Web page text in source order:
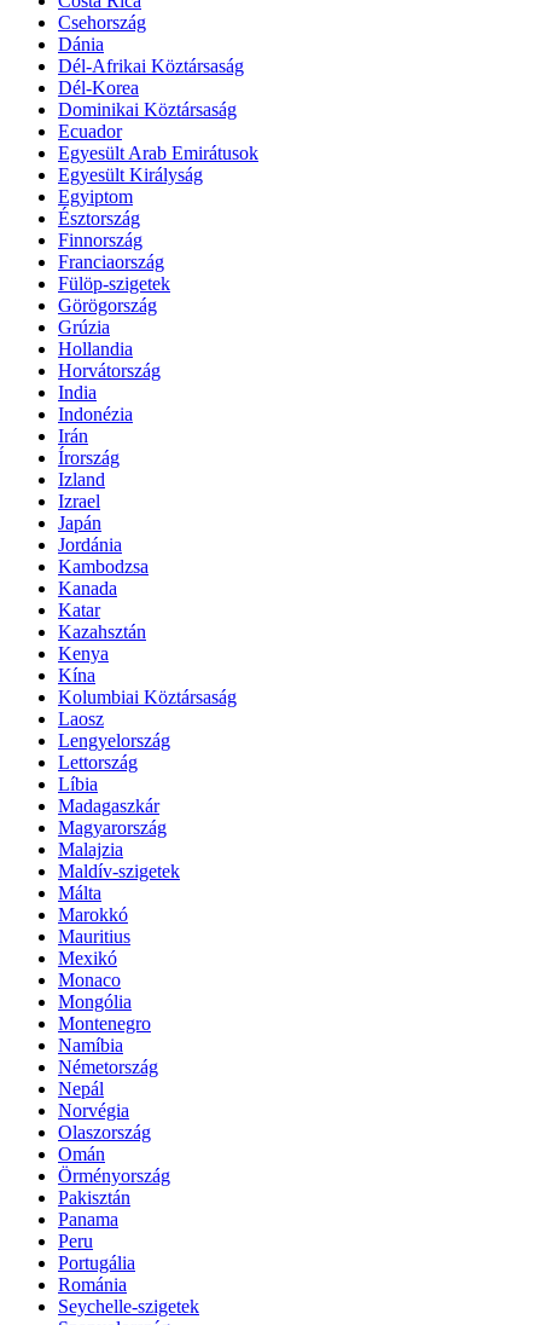
Csehország
Dánia
Dél-Afrikai Köztársaság
Dél-Korea
Dominikai Köztársaság
Ecuador
Egyesült Arab Emirátusok
Egyesült Királyság
Egyiptom
Észtország
Finnország
Franciaország
Fülöp-szigetek
Görögország
Grúzia
Hollandia
Horvátország
India
Indonézia
Irán
Írország
Izland
Izrael
Japán
Jordánia
Kambodzsa
Kanada
Katar
Kazahsztán
Kenya
Kína
Kolumbiai Köztársaság
Laosz
Lengyelország
Lettország
Líbia
Madagaszkár
Magyarország
Malajzia
Maldív-szigetek
Málta
Marokkó
Mauritius
Mexikó
Monaco
Mongólia
Montenegro
Namíbia
Németország
Nepál
Norvégia
Olaszország
Omán
Örményország
Pakisztán
Panama
Peru
Portugália
Románia
Seychelle-szigetek